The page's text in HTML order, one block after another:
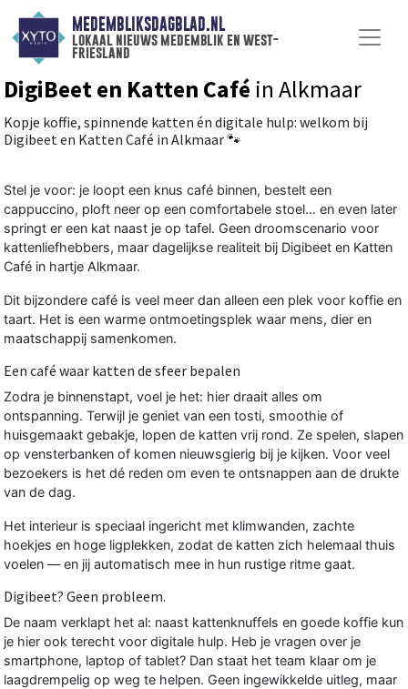
MEDEMBLIKSDAGBLAD.NL
lokaal nieuws medemblik en west-
friesland
DigiBeet en Katten Café in Alkmaar
Kopje koffie, spinnende katten én digitale hulp: welkom bij
Digibeet en Katten Café in Alkmaar 🐾
Stel je voor: je loopt een knus café binnen, bestelt een
cappuccino, ploft neer op een comfortabele stoel… en even later
springt er een kat naast je op tafel. Geen droomscenario voor
kattenliefhebbers, maar dagelijkse realiteit bij Digibeet en Katten
Café in hartje Alkmaar.
Dit bijzondere café is veel meer dan alleen een plek voor koffie en
taart. Het is een warme ontmoetingsplek waar mens, dier en
maatschappij samenkomen.
Een café waar katten de sfeer bepalen
Zodra je binnenstapt, voel je het: hier draait alles om
ontspanning. Terwijl je geniet van een tosti, smoothie of
huisgemaakt gebakje, lopen de katten vrij rond. Ze spelen, slapen
op vensterbanken of komen nieuwsgierig bij je kijken. Voor veel
bezoekers is het dé reden om even te ontsnappen aan de drukte
van de dag.
Het interieur is speciaal ingericht met klimwanden, zachte
hoekjes en hoge ligplekken, zodat de katten zich helemaal thuis
voelen — en jij automatisch mee in hun rustige ritme gaat.
Digibeet? Geen probleem.
De naam verklapt het al: naast kattenknuffels en goede koffie kun
je hier ook terecht voor digitale hulp. Heb je vragen over je
smartphone, laptop of tablet? Dan staat het team klaar om je
laagdrempelig op weg te helpen. Geen ingewikkelde uitleg, maar